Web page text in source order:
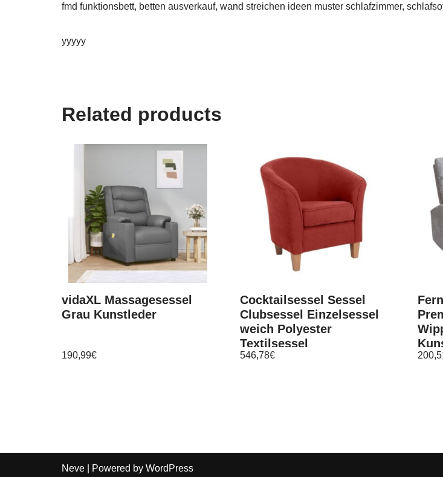
fmd funktionsbett, betten ausverkauf, wand streichen ideen muster schlafzimmer,
yyyyy
Related products
vidaXL Massagesessel
Grau Kunstleder
190,99€
Cocktailsessel Sessel
Clubsessel Einzelsessel
weich Polyester
Textilsessel
546,78€
Neve | Powered by WordPress